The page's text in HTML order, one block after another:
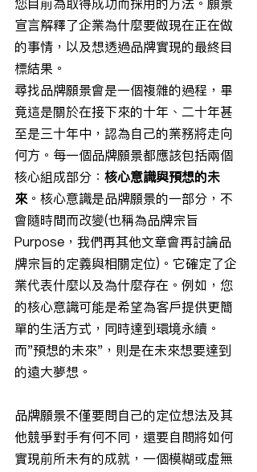
宣言解釋了企業為什麼要做現在正在做
的事情，以及想透過品牌實現的最終目
標結果。
尋找品牌願景會是一個複雜的過程，畢
竟這是關於在接下來的十年、二十年甚
至是三十年中，認為自己的業務將走向
何方。每一個品牌願景都應該包括兩個
核心組成部分： 核心意識與預想的未
來。核心意識是品牌願景的一部分，不
會隨時間而改變(也稱為品牌宗旨
Purpose，我們再其他文章會再討論品
牌宗旨的定義與相關定位)。它確定了企
業代表什麼以及為什麼存在。例如，您
的核心意識可能是希望為客戶提供更簡
單的生活方式，同時達到環境永續。
而"預想的未來"，則是在未來想要達到
的遠大夢想。
品牌願景不僅要問自己的定位想法及其
他競爭對手有何不同，還要自問將如何
實現前所未有的成就，一個模糊或虛無